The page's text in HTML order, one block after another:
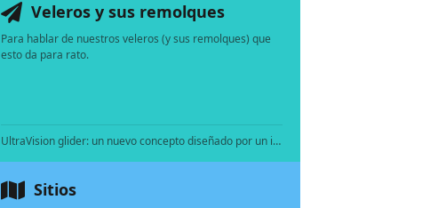
12 DE NOV DE 2025
Veleros y sus remolques
Para hablar de nuestros veleros (y sus remolques) que
esto da para rato.
UltraVision glider: un nuevo concepto diseñado por un investigador español
Sitios